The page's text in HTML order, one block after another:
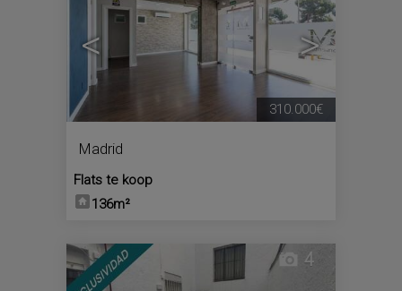
< >
Madrid
Flats te koop
136m²
310.000€
4